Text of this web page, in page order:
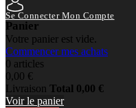
Se Connecter Mon Compte
Panier
Votre panier est vide.
Commencer mes achats
0 articles
0,00 €
Livraison Total 0,00 €
Voir le panier